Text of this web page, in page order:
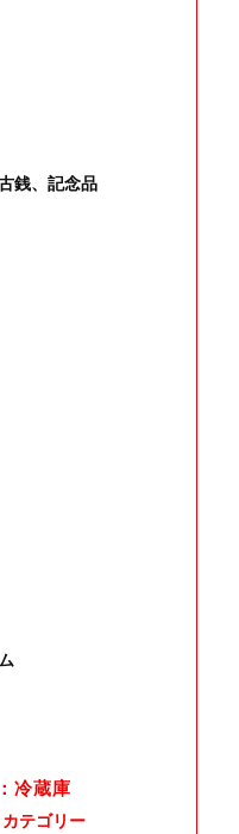
銭、記念品
：冷蔵庫
テゴリー